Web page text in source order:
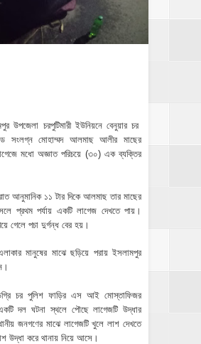
উপজেলা চরপুটিমারী ইউনিয়নে বেনুয়ার চর
সংলগ্ন মোহাম্মদ আলমাছ আলীর মাছের
মধো অজ্ঞাত পরিচয়ে (৩০) এক ব্যক্তির
আনুমানিক ১১ টার দিকে আলমাছ তার মাছের
প্রথম পর্যায় একটি লাগেজ দেখতে পায়।
গেলে পচা দুর্গন্ধ বের হয়।
মানুষের মাঝে ছড়িয়ে পরায় ইসলামপুর
চর পুলিশ ফাড়ির এস আই মোস্তাফিজর
দল ঘটনা স্থলে পৌছে লাগেজটি উদ্ধার
জনগণের মাঝে লাগেজটি খুলে লাশ দেখতে
উদ্ধা করে থানায় নিয়ে আসে।